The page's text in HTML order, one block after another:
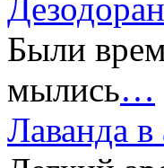
Были
мылись…
Лаванда в